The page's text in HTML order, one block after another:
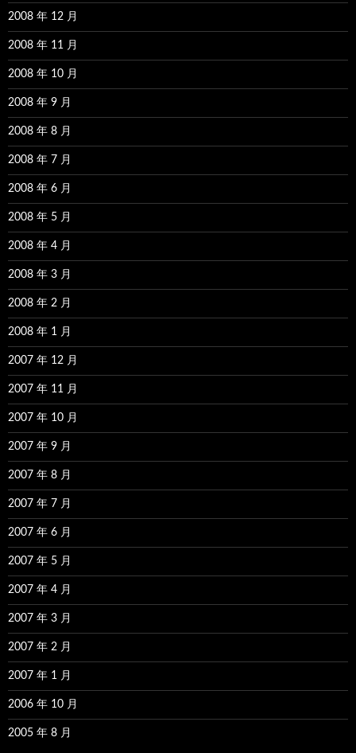
2008 年 12 月
2008 年 11 月
2008 年 10 月
2008 年 9 月
2008 年 8 月
2008 年 7 月
2008 年 6 月
2008 年 5 月
2008 年 4 月
2008 年 3 月
2008 年 2 月
2008 年 1 月
2007 年 12 月
2007 年 11 月
2007 年 10 月
2007 年 9 月
2007 年 8 月
2007 年 7 月
2007 年 6 月
2007 年 5 月
2007 年 4 月
2007 年 3 月
2007 年 2 月
2007 年 1 月
2006 年 10 月
2005 年 8 月